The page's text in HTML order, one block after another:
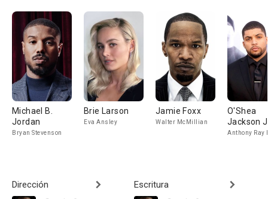
Michael B.
Jordan
Bryan Stevenson
Brie Larson
Eva Ansley
Jamie Foxx
Walter McMillian
O'Shea
Jackson
Anthony Ray
Dirección
Escritura